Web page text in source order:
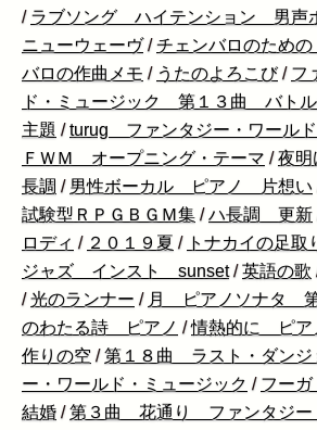
/ ラブソング ハイテンション 男声
ニューウェーヴ /チェンバロのため
バロの作曲メモ / うたのよろこび / フ
ド・ミュージック 第１３曲 バトル
主題 /turug ファンタジー・ワール
ＦＷＭ オープニング・テーマ /夜明
長調 / 男性ボーカル ピアノ 片想い
試験型ＲＰＧＢＧＭ集 /ハ長調 更新
ロディ / ２０１９夏 / トナカイの足取
ジャズ インスト sunset /英語の歌
/光のランナー / 月 ピアノソナタ
のわたる詩 ピアノ /情熱的に ピア
作りの空 /第１８曲 ラスト・ダン
ー・ワールド・ミュージック / フー
結婚 /第３曲 花通り ファンタジー